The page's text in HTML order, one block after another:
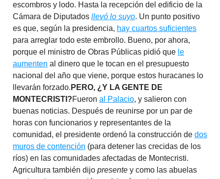
escombros y lodo. Hasta la recepción del edificio de la
Cámara de Diputados llevó lo suyo. Un punto positivo
es que, según la presidencia, hay cuartos suficientes
para arreglar todo este embrollo. Bueno, por ahora,
porque el ministro de Obras Públicas pidió que le
aumenten al dinero que le tocan en el presupuesto
nacional del año que viene, porque estos huracanes lo
llevarán forzado. PERO, ¿Y LA GENTE DE
MONTECRISTI?Fueron al Palacio, y salieron con
buenas noticias. Después de reunirse por un par de
horas con funcionarios y representantes de la
comunidad, el presidente ordenó la construcción de dos
muros de contención (para detener las crecidas de los
ríos) en las comunidades afectadas de Montecristi.
Agricultura también dijo presente y como las abuelas